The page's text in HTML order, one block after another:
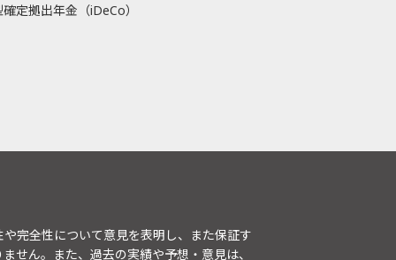
定拠出年金（iDeCo）
完全性について意見を表明し、また保証す
せん。また、過去の実績や予想・意見は、